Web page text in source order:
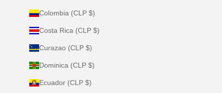
Colombia (CLP $)
Costa Rica (CLP $)
Curazao (CLP $)
Dominica (CLP $)
Ecuador (CLP $)